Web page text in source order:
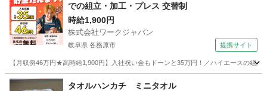
での組立・加工・プレス 交替制
時給1,900円
株式会社ワークジャパン
岐阜県 各務原市 提携サイト
【月収例46万円★高時給1,900円】入社祝い金もドーンと35万円！／ハイエースの組
岐阜 各務原市 タオルハンカチ ミニタオル